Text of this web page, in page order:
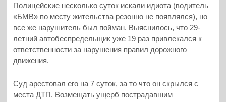
Полицейские несколько суток искали идиота (водитель
«БМВ» по месту жительства резонно не появлялся), но
все же нарушитель был пойман. Выяснилось, что 29-
летний автобеспредельщик уже 19 раз привлекался к
ответственности за нарушения правил дорожного
движения.
Суд арестовал его на 7 суток, за то что он скрылся с
места ДТП. Возмещать ущерб пострадавшим